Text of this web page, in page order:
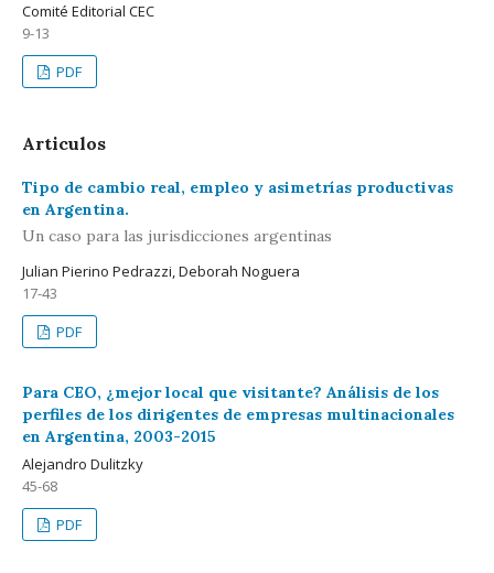
Comité Editorial CEC
9-13
PDF
Articulos
Tipo de cambio real, empleo y asimetrías productivas
en Argentina.
Un caso para las jurisdicciones argentinas
Julian Pierino Pedrazzi, Deborah Noguera
17-43
PDF
Para CEO, ¿mejor local que visitante? Análisis de los
perfiles de los dirigentes de empresas multinacionales
en Argentina, 2003-2015
Alejandro Dulitzky
45-68
PDF